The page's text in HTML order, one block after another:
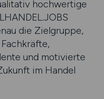
hochwertige
die Zielgruppe,
und motivierte
im Handel